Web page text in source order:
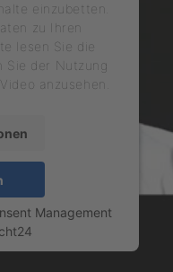
einzubetten.
zu Ihren
lesen Sie die
Sie der Nutzung
anzusehen.
Management